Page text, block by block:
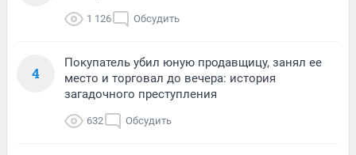
1 126 Обсудить
4
Покупатель убил юную продавщицу, занял ее
место и торговал до вечера: история
загадочного преступления
632 Обсудить